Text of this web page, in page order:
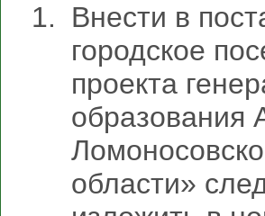
Внести в
городское
проекта
образования
области»